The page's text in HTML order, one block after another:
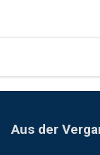
Aus der